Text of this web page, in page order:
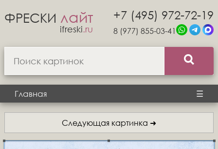
ФРЕСКИ лайт
ifreski.ru
+7 (495) 972-72-19
8 (977) 855-03-41
Главная ☰
Следующая картинка ➜